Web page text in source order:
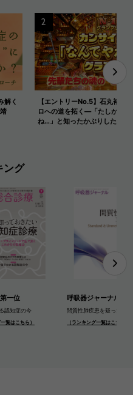
解く
【エントリーNo.5】石丸裕康
ロへの道を拓く—「たしかにピ
ね…」と知ったかぶりした夜を
2
ング
一位
認知症の今
覧はこちら）
呼吸器ジャーナル 第
間質性肺疾患を疑ったら
（ランキング一覧はこちら）